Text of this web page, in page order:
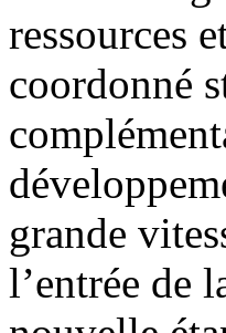
ressources
coordonné
grande
l’entrée de